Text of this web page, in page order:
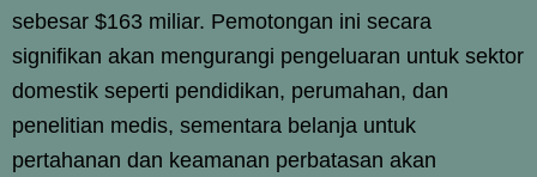
sebesar $163 miliar. Pemotongan ini secara
signifikan akan mengurangi pengeluaran untuk sektor
domestik seperti pendidikan, perumahan, dan
penelitian medis, sementara belanja untuk
pertahanan dan keamanan perbatasan akan